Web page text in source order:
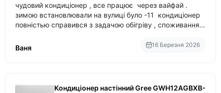
чудовий кондиціонер , все працює через вайфай .
зимою встановлювали на вулиці було -11 кондиціонер
повністью справився з задачою обігріву , споживання
температури
Ваня 16 Березня 2026
Кондиціонер настінний Gree GWH12AGBXB-